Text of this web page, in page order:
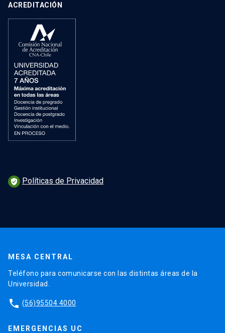
ACREDITACIÓN
verified_user Políticas de Privacidad
MESA CENTRAL
Teléfono para comunicarse con las distintas áreas de la
Universidad.
phone (56)95504 4000
EMERGENCIAS UC